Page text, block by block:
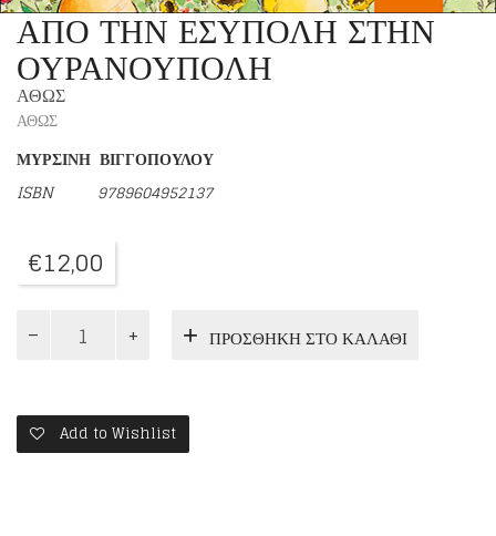
ΑΠΟ ΤΗΝ ΕΣΥΠΟΛΗ ΣΤΗΝ
ΟΥΡΑΝΟΥΠΟΛΗ
ΑΘΩΣ
ΑΘΩΣ
ΜΥΡΣΙΝΗ ΒΙΓΓΟΠΟΥΛΟΥ
ISBN9789604952137
€12,00
ΤΗΝ
ΟΥΡΑΝΟΥΠΟΛΗ
ποσότητα
ΠΡΟΣΘΉΚΗ ΣΤΟ ΚΑΛΆΘΙ
Add to Wishlist